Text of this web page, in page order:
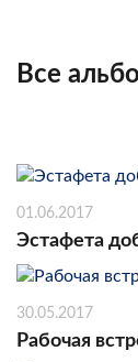
Все
01.06.2017
Эстафета
30.05.2017
Рабочая